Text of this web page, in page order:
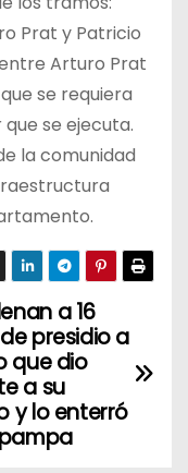
Prat y Patricio
Arturo Prat
se requiera
se ejecuta.
la comunidad
a 16
presidio a
que dio
a su
y lo enterró